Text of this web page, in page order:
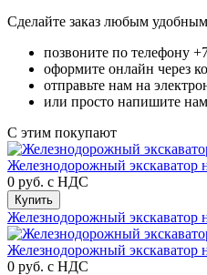
Сделайте заказ любым
позвоните по телефону
оформите онлайн через
отправьте нам на
или просто напишите
С этим покупают
Железнодорожный
0 руб. с НДС
Купить
Железнодорожный
Железнодорожный экскаватор
0 руб. с НДС